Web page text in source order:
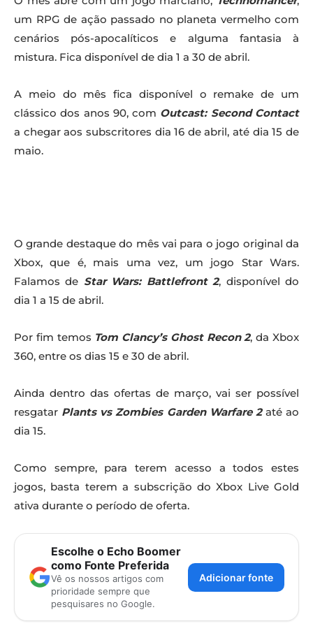
um RPG de ação passado no planeta vermelho com
cenários pós-apocalíticos e alguma fantasia à
mistura. Fica disponível de dia 1 a 30 de abril.
A meio do mês fica disponível o remake de um
clássico dos anos 90, com Outcast: Second Contact
a chegar aos subscritores dia 16 de abril, até dia 15 de
maio.
O grande destaque do mês vai para o jogo original da
Xbox, que é, mais uma vez, um jogo Star Wars.
Falamos de Star Wars: Battlefront 2, disponível do
dia 1 a 15 de abril.
Por fim temos Tom Clancy’s Ghost Recon 2, da Xbox
360, entre os dias 15 e 30 de abril.
Ainda dentro das ofertas de março, vai ser possível
resgatar Plants vs Zombies Garden Warfare 2até ao
dia 15.
Como sempre, para terem acesso a todos estes
jogos, basta terem a subscrição do Xbox Live Gold
ativa durante o período de oferta.
Escolhe o Echo Boomer
como Fonte Preferida
Vê os nossos artigos com
prioridade sempre que
pesquisares no Google.
Adicionar fonte